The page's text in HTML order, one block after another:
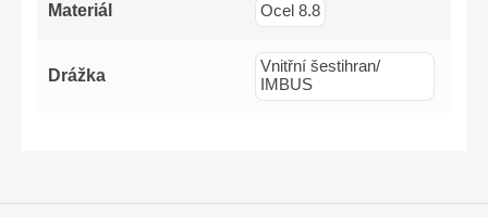
Materiál Ocel 8.8
Drážka
Vnitřní šestihran/
IMBUS